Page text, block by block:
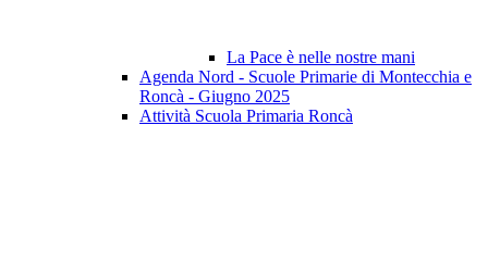
La Pace è nelle nostre mani
Agenda Nord - Scuole Primarie di Montecchia e
Roncà - Giugno 2025
Attività Scuola Primaria Roncà